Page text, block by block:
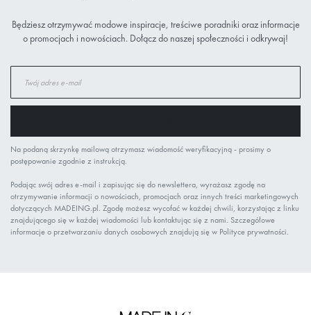
Będziesz otrzymywać modowe inspiracje, treściwe poradniki oraz informacje
o promocjach i nowościach. Dołącz do naszej społeczności i odkrywaj!
nasz
newsletter:
Na podaną skrzynkę mailową otrzymasz wiadomość weryfikacyjną - prosimy o
postępowanie zgodnie z instrukcją.
Podając swój adres e-mail i zapisując się do newslettera, wyrażasz zgodę na
otrzymywanie informacji o nowościach, promocjach oraz innych treści marketingowych
dotyczących MADEING.pl. Zgodę możesz wycofać w każdej chwili, korzystając z linku
znajdującego się w każdej wiadomości lub kontaktując się z nami. Szczegółowe
informacje o przetwarzaniu danych osobowych znajdują się w Polityce prywatności.